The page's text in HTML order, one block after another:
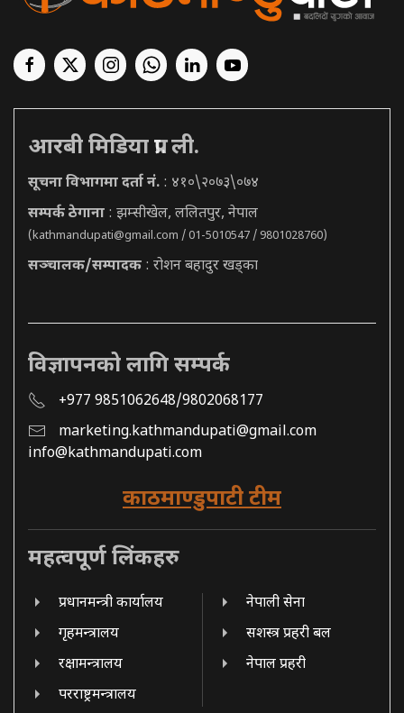
आरबी मिडिया प्रा. ली.
सूचना विभागमा दर्ता नं. : ४१०\२०७३\०७४
सम्पर्क ठेगाना : झम्सीखेल, ललितपुर, नेपाल
(kathmandupati@gmail.com / 01-5010547 / 9801028760)
सञ्चालक/सम्पादक : रोशन बहादुर खड्का
विज्ञापनको लागि सम्पर्क
+977 9851062648/9802068177
marketing.kathmandupati@gmail.com
info@kathmandupati.com
काठमाण्डुपाटी टीम
महत्वपूर्ण लिंकहरु
प्रधानमन्त्री कार्यालय
गृहमन्त्रालय
रक्षामन्त्रालय
परराष्ट्रमन्त्रालय
नेपाली सेना
सशस्त्र प्रहरी बल
नेपाल प्रहरी